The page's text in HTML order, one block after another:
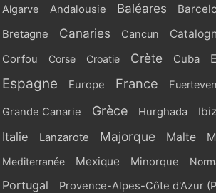
Algarve Andalousie Baléares
Bretagne Canaries Cancun
Corfou
Corse Croatie Crète Cuba
Espagne Europe France
Grande Canarie Grèce Hurghada
Italie Lanzarote Majorque Malte
Mediterranée
Mexique Minorque
Portugal Provence-Alpes-Côte d'Azur